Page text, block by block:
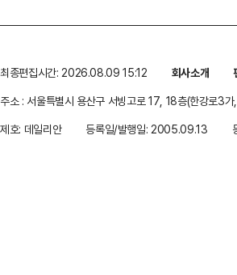
최종편집시간: 2026.08.09 15:12 회사소개
주소 : 서울특별시 용산구 서빙고로 17, 18층(한강로3
제호: 데일리안
등록일/발행일: 2005.09.13